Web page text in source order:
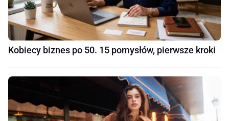
Kobiecy biznes po 50. 15 pomysłów, pierwsze kroki